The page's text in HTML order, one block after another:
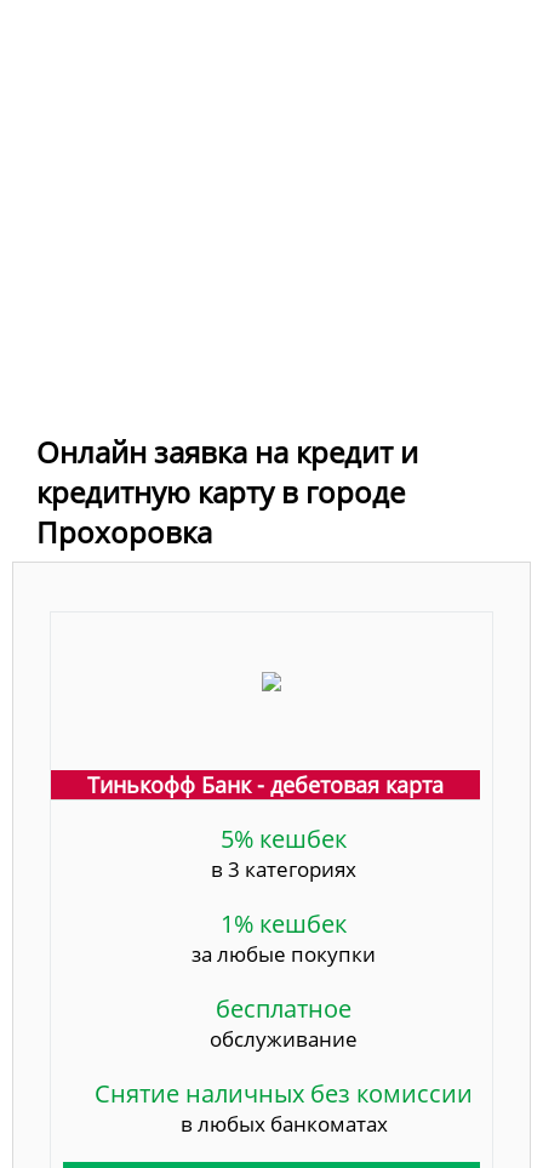
Онлайн заявка на кредит и
кредитную карту в городе
Прохоровка
Тинькофф Банк - дебетовая карта
5% кешбек
в 3 категориях
1% кешбек
за любые покупки
бесплатное
обслуживание
Снятие наличных без комиссии
в любых банкоматах